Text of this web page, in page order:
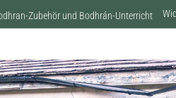
Zubehör und Bodhrán-Unterricht